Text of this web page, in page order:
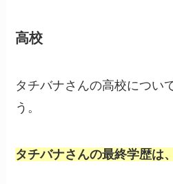
高校
タチバナさんの高校につい
う。
タチバナさんの最終学歴は